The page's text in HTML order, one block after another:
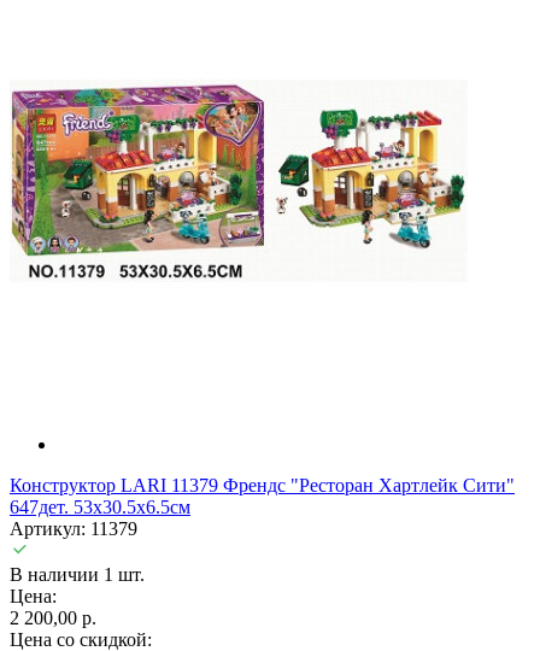
Конструктор LARI 11379 Френдс "Ресторан Хартлейк Сити"
647дет. 53х30.5х6.5см
Артикул: 11379
В наличии 1 шт.
Цена:
2 200,00 р.
Цена со скидкой: